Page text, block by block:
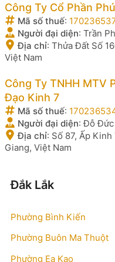
Công Ty Cổ Phần
Mã số thuế:
Người đại diện: Trần
Địa chỉ: Thửa Đất Số
Việt Nam
Công Ty TNHH MTV
Đạo Kinh 7
Mã số thuế:
Người đại diện:Đỗ Đức
Địa chỉ: Số 87, Ấp
Giang, Việt Nam
Đắk Lắk
Phường Bình Kiến
Phường Buôn Ma Thuột
Phường Ea Kao